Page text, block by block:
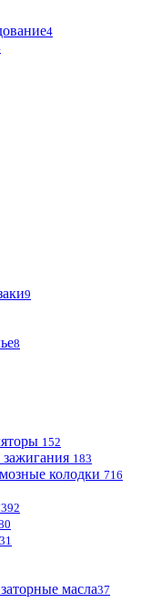
4
9
8
152
183
колодки 716
392
31
масла37